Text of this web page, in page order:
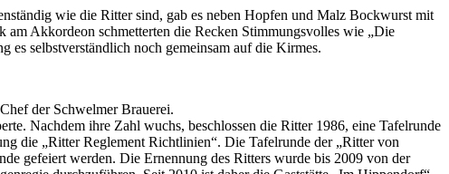
wie die Ritter sind, gab es neben Hopfen und Malz Bockwurst mit
Akkordeon schmetterten die Recken Stimmungsvolles wie „Die
es selbstverständlich noch gemeinsam auf die Kirmes.
der Schwelmer Brauerei.
Nachdem ihre Zahl wuchs, beschlossen die Ritter 1986, eine Tafelrunde
die „Ritter Reglement Richtlinien“. Die Tafelrunde der „Ritter von
gefeiert werden. Die Ernennung des Ritters wurde bis 2009 von der